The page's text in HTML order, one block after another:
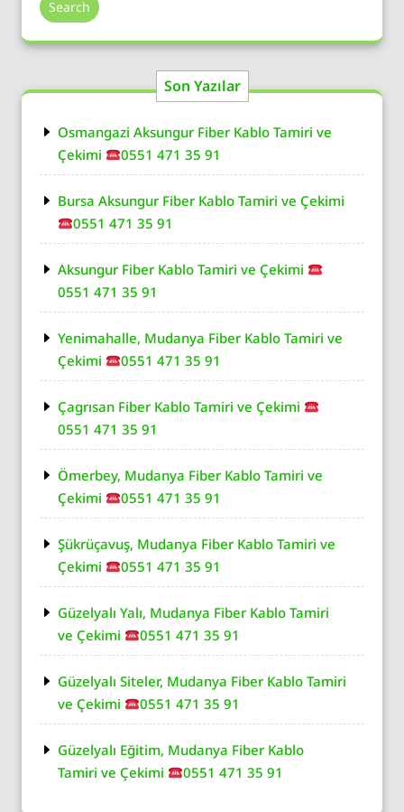
Search
Son Yazılar
Osmangazi Aksungur Fiber Kablo Tamiri ve
Çekimi
0551 471 35 91
Bursa Aksungur Fiber Kablo Tamiri ve Çekimi
0551 471 35 91
Aksungur Fiber Kablo Tamiri ve Çekimi
0551 471 35 91
Yenimahalle, Mudanya Fiber Kablo Tamiri ve
Çekimi
0551 471 35 91
Çagrısan Fiber Kablo Tamiri ve Çekimi
0551 471 35 91
Ömerbey, Mudanya Fiber Kablo Tamiri ve
Çekimi
0551 471 35 91
Şükrüçavuş, Mudanya Fiber Kablo Tamiri ve
Çekimi
0551 471 35 91
Güzelyalı Yalı, Mudanya Fiber Kablo Tamiri
ve Çekimi
0551 471 35 91
Güzelyalı Siteler, Mudanya Fiber Kablo Tamiri
ve Çekimi
0551 471 35 91
Güzelyalı Eğitim, Mudanya Fiber Kablo
Tamiri ve Çekimi
0551 471 35 91